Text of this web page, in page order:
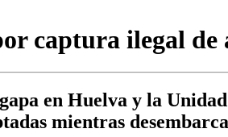
captura ilegal
en Huelva y la
mientras